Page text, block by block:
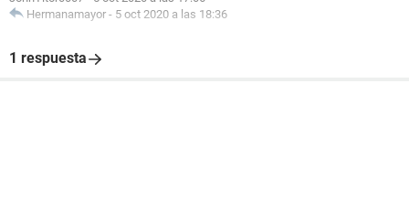
Hermanamayor - 5 oct 2020 a las 18:36
1 respuesta